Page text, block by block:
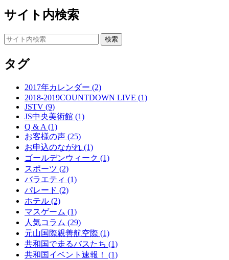
サイト内検索
タグ
2017年カレンダー (2)
2018-2019COUNTDOWN LIVE (1)
JSTV (9)
JS中央美術館 (1)
Q & A (1)
お客様の声 (25)
お申込のながれ (1)
ゴールデンウィーク (1)
スポーツ (2)
バラエティ (1)
パレード (2)
ホテル (2)
マスゲーム (1)
人気コラム (29)
元山国際親善航空際 (1)
共和国で走るバスたち (1)
共和国イベント速報！ (1)